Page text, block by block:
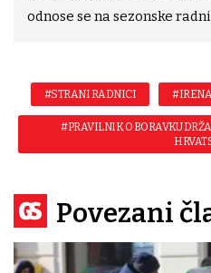
odnose se na sezonske
#STRANI RADNICI
#PRAVILNIK O BORAVKU
Povezani